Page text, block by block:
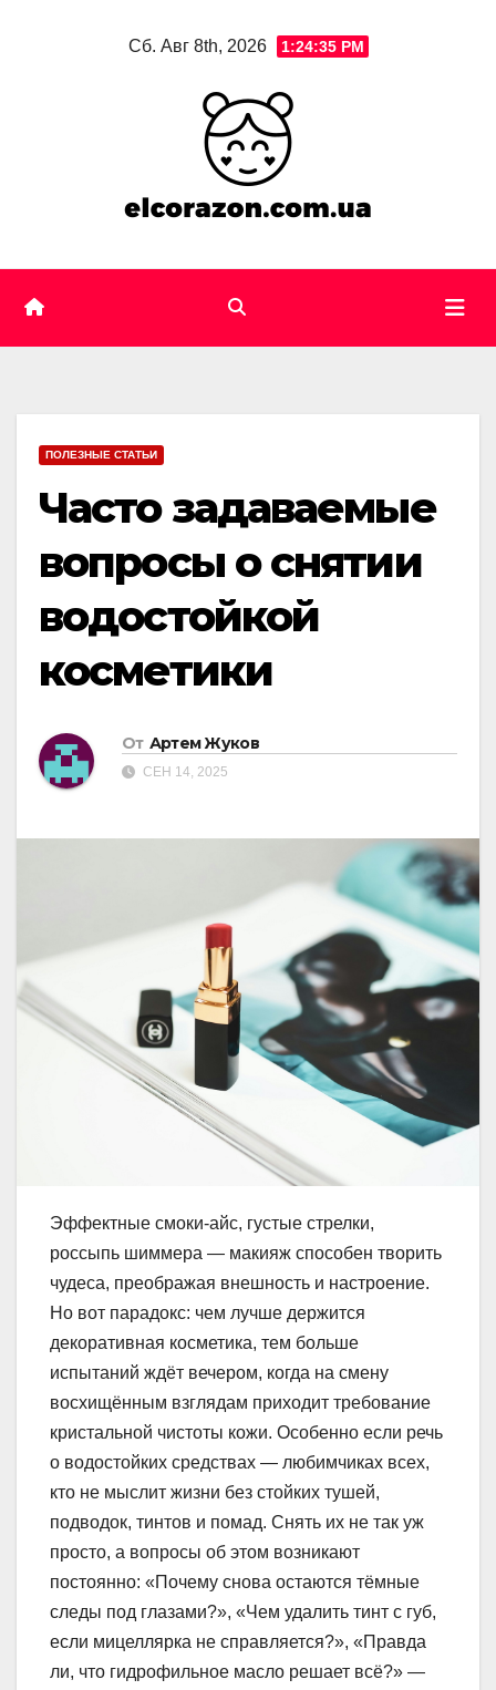
Сб. Авг 8th, 2026 1:24:36 PM
ПОЛЕЗНЫЕ СТАТЬИ
Часто задаваемые
вопросы о снятии
водостойкой
косметики
От Артем Жуков
СЕН 14, 2025
Эффектные смоки-айс, густые стрелки,
россыпь шиммера — макияж способен творить
чудеса, преображая внешность и настроение.
Но вот парадокс: чем лучше держится
декоративная косметика, тем больше
испытаний ждёт вечером, когда на смену
восхищённым взглядам приходит требование
кристальной чистоты кожи. Особенно если речь
о водостойких средствах — любимчиках всех,
кто не мыслит жизни без стойких тушей,
подводок, тинтов и помад. Снять их не так уж
просто, а вопросы об этом возникают
постоянно: «Почему снова остаются тёмные
следы под глазами?», «Чем удалить тинт с губ,
если мицеллярка не справляется?», «Правда
ли, что гидрофильное масло решает всё?» —